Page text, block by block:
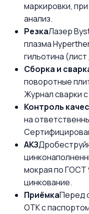
маркировки,
анализ.
РезкаЛазер
плазма
гильотина
Сборка и
поворотные
Журнал сварки
Контроль
на
АКЗ
мокрая по ГОСТ
цинкование.
ПриёмкаПеред
ОТК с